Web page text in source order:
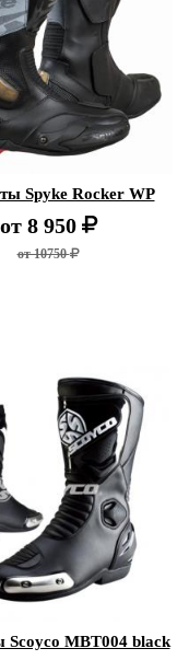
Spyke Rocker WP
от 8 950
от 10750
Scoyco MBT004 black